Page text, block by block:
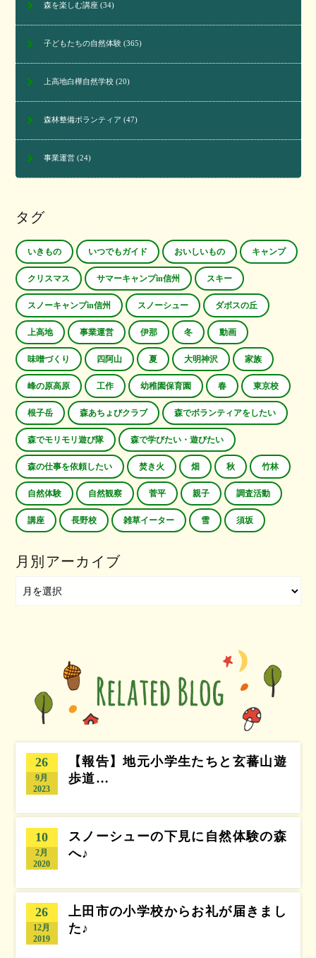
森を楽しむ講座(34)
子どもたちの自然体験(365)
上高地白樺自然学校(20)
森林整備ボランティア (47)
事業運営(24)
タグ
いきもの いつでもガイド おいしいもの キャンプ
クリスマス サマーキャンプin信州 スキー
スノーキャンプin信州 スノーシュー ダボスの丘
上高地 事業運営 伊那 冬 動画
味噌づくり 四阿山 夏 大明神沢 家族
峰の原高原 工作 幼稚園保育園 春 東京校
根子岳 森あちょびクラブ 森でボランティアをしたい
森でモリモリ遊び隊 森で学びたい・遊びたい
森の仕事を依頼したい 焚き火 畑 秋 竹林
自然体験 自然観察 菅平 親子 調査活動
講座 長野校 雑草イーター 雪 須坂
月別アーカイブ
26
9月
2023
【報告】地元小学生たちと玄蕃山遊
歩道…
10
2月
2020
スノーシューの下見に自然体験の森
へ♪
26
12月
2019
上田市の小学校からお礼が届きまし
た♪